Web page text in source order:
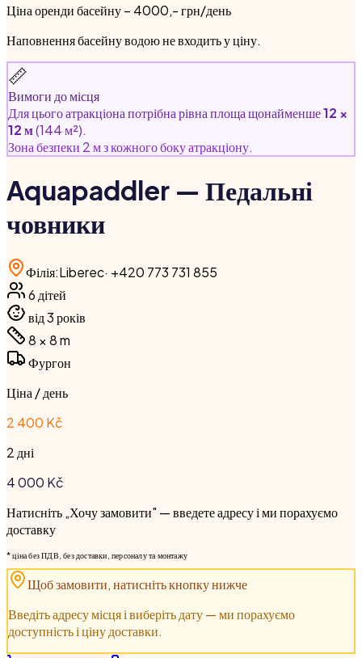
Ціна оренди басейну – 4000,- грн/день
Наповнення басейну водою не входить у ціну.
📏
Вимоги до місця
Для цього атракціона потрібна рівна площа щонайменше12 ×
12 м(144 м²).
Зона безпеки 2 м з кожного боку атракціону.
Aquapaddler — Педальні
човники
Філія:Liberec· +420 773 731 855
6 дітей
від 3 років
8 × 8m
Фургон
Ціна / день
2 400 Kč
2 дні
4 000 Kč
Натисніть „Хочу замовити" — введете адресу і ми порахуємо
доставку
* ціна без ПДВ, без доставки, персоналу та монтажу
Щоб замовити, натисніть кнопку нижче
Введіть адресу місця і виберіть дату — ми порахуємо
доступність і ціну доставки.